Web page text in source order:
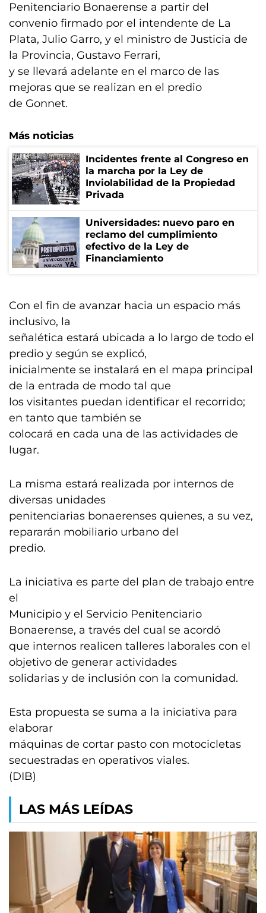
Penitenciario Bonaerense a partir del
convenio firmado por el intendente de La
Plata, Julio Garro, y el ministro de Justicia de
la Provincia, Gustavo Ferrari,
y se llevará adelante en el marco de las
mejoras que se realizan en el predio
de Gonnet.
Más noticias
Incidentes frente al Congreso en
la marcha por la Ley de
Inviolabilidad de la Propiedad
Privada
Universidades: nuevo paro en
reclamo del cumplimiento
efectivo de la Ley de
Financiamiento
Con el fin de avanzar hacia un espacio más
inclusivo, la
señalética estará ubicada a lo largo de todo el
predio y según se explicó,
inicialmente se instalará en el mapa principal
de la entrada de modo tal que
los visitantes puedan identificar el recorrido;
en tanto que también se
colocará en cada una de las actividades de
lugar.
La misma estará realizada por internos de
diversas unidades
penitenciarias bonaerenses quienes, a su vez,
repararán mobiliario urbano del
predio.
La iniciativa es parte del plan de trabajo entre
el
Municipio y el Servicio Penitenciario
Bonaerense, a través del cual se acordó
que internos realicen talleres laborales con el
objetivo de generar actividades
solidarias y de inclusión con la comunidad.
Esta propuesta se suma a la iniciativa para
elaborar
máquinas de cortar pasto con motocicletas
secuestradas en operativos viales.
(DIB)
LAS MÁS LEÍDAS